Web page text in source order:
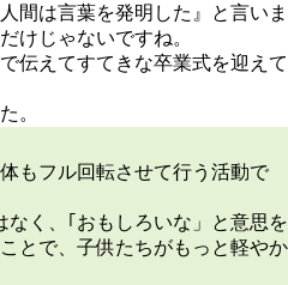
間は言葉を発明した』と言いま
けじゃないですね。
伝えてすてきな卒業式を迎えて
。
もフル回転させて行う活動で
なく、｢おもしろいな」と意思を
とで、子供たちがもっと軽やか